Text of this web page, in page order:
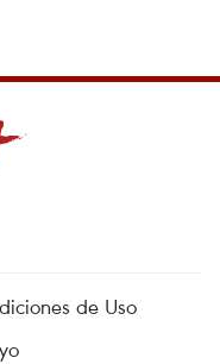
de Uso